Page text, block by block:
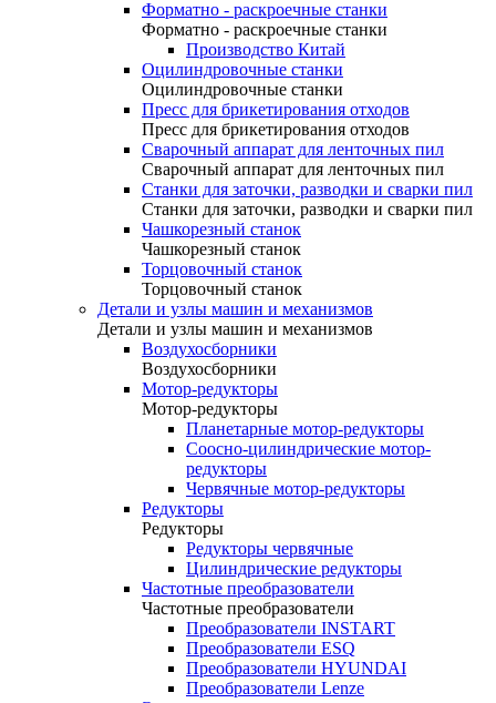
Форматно - раскроечные станки
Форматно - раскроечные станки
Производство Китай
Оцилиндровочные станки
Оцилиндровочные станки
Пресс для брикетирования отходов
Пресс для брикетирования отходов
Сварочный аппарат для ленточных пил
Сварочный аппарат для ленточных пил
Станки для заточки, разводки и сварки пил
Станки для заточки, разводки и сварки пил
Чашкорезный станок
Чашкорезный станок
Торцовочный станок
Торцовочный станок
Детали и узлы машин и механизмов
Детали и узлы машин и механизмов
Воздухосборники
Воздухосборники
Мотор-редукторы
Мотор-редукторы
Планетарные мотор-редукторы
Соосно-цилиндрические мотор-
редукторы
Червячные мотор-редукторы
Редукторы
Редукторы
Редукторы червячные
Цилиндрические редукторы
Частотные преобразователи
Частотные преобразователи
Преобразователи INSTART
Преобразователи ESQ
Преобразователи HYUNDAI
Преобразователи Lenze